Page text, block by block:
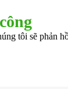
tôi sẽ phản